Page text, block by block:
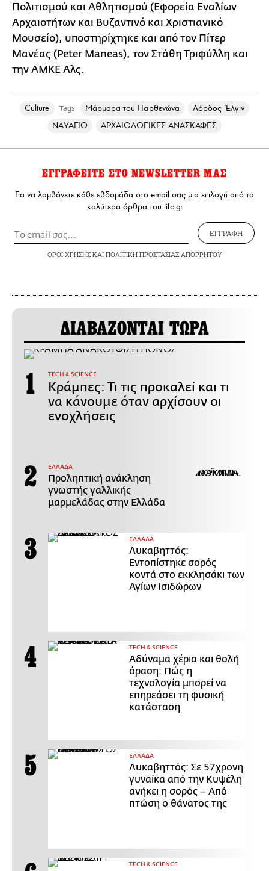
Πολιτισμού και Αθλητισμού (Εφορεία Εναλίων
Αρχαιοτήτων και Βυζαντινό και Χριστιανικό
Μουσείο), υποστηρίχτηκε και από τον Πίτερ
Μανέας (Peter Maneas), τον Στάθη Τριφύλλη και
την ΑΜΚΕ Αλς.
Culture Tags Μάρμαρα του Παρθενώνα
Λόρδος Έλγιν
ΝΑΥΑΓΙΟ
ΑΡΧΑΙΟΛΟΓΙΚΕΣ ΑΝΑΣΚΑΦΕΣ
ΕΓΓΡΑΦΕΙΤΕ ΣΤΟ NEWSLETTER ΜΑΣ
Για να λαμβάνετε κάθε εβδομάδα στο email σας μια επιλογή από τα
καλύτερα άρθρα του lifo.gr
ΕΓΓΡΑΦΗ
ΟΡΟΙ ΧΡΗΣΗΣΚΑΙ ΠΟΛΙΤΙΚΗ ΠΡΟΣΤΑΣΙΑΣ ΑΠΟΡΡΗΤΟΥ
ΔΙΑΒΑΖΟΝΤΑΙ ΤΩΡΑ
ΤECH & SCIENCE
Κράμπες: Τι τις προκαλεί και τι
να κάνουμε όταν αρχίσουν οι
ενοχλήσεις
ΕΛΛΑΔΑ
Προληπτική ανάκληση
γνωστής γαλλικής
μαρμελάδας στην Ελλάδα
ΕΛΛΑΔΑ
Λυκαβηττός:
Εντοπίστηκε σορός
κοντά στο εκκλησάκι των
Αγίων Ισιδώρων
ΤECH & SCIENCE
Αδύναμα χέρια και θολή
όραση: Πώς η
τεχνολογία μπορεί να
επηρεάσει τη φυσική
κατάσταση
ΕΛΛΑΔΑ
Λυκαβηττός: Σε 57χρονη
γυναίκα από την Κυψέλη
ανήκει η σορός – Από
πτώση ο θάνατος της
ΤECH & SCIENCE